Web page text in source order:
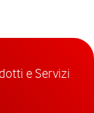
e Servizi